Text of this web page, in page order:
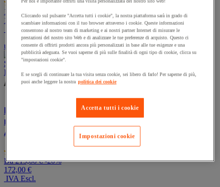
(1)
5.0
su
5
stelle.
recensione
132,90 €
106,32 €
IVA Escl.
unità
IN SCONTO!
Lavagna bianca magnetica, laccata, mobile e
reversibile, Superficie di scrittura: Laccata,
Altezza: 120 cm
4.7
su
5
stelle.
Da215,00 €-20%
172,00 €
IVA Escl.
Cliccando sul pulsante "Accetta tutti i cookie", la nostra piattaforma sarà in grado di
scambiare informazioni con il tuo browser attraverso i cookie. Queste informazioni
consentono al nostro team di marketing e ai nostri partner Internet di misurare le
prestazioni del nostro sito Web e di analizzare le tue preferenze di acquisto. Questo ci
consente di offrirti prodotti ancora più personalizzati in base alle tue esigenze e una
pubblicità adeguata. Se vuoi saperne di più sulle finalità di ogni tipo di cookie, clicca su
"impostazioni cookie".
E se scegli di continuare la tua visita senza cookie, sei libero di farlo! Per saperne di più,
puoi anche leggere la nostra politica dei cookie
Accetta tutti i cookie
Impostazioni cookie